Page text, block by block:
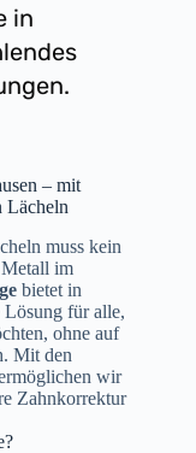
in
– mit
Lächeln
muss kein
Metall im
bietet in
Lösung für alle,
ohne auf
Mit den
wir
Zahnkorrektur